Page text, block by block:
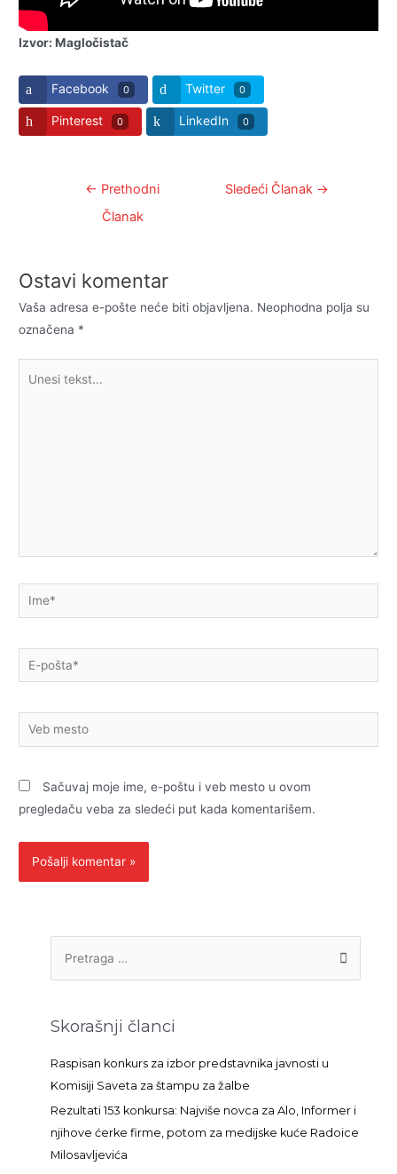
Izvor: Magločistač
Facebook 0 Twitter 0
Pinterest 0 LinkedIn 0
Kretanje← Prethodni
Članak
Sledeći Članak →
Ostavi komentar
Vaša adresa e-pošte neće biti objavljena. Neophodna polja su
označena *
Ime*
E-
pošta*
Veb
mesto
Sačuvaj moje ime, e-poštu i veb mesto u ovom
pregledaču veba za sledeći put kada komentarišem.
r
a
g
Skorašnji članci
Raspisan konkurs za izbor predstavnika javnosti u
Komisiji Saveta za štampu za žalbe
Rezultati 153 konkursa: Najviše novca za Alo, Informer i
njihove ćerke firme, potom za medijske kuće Radoice
Milosavljevića